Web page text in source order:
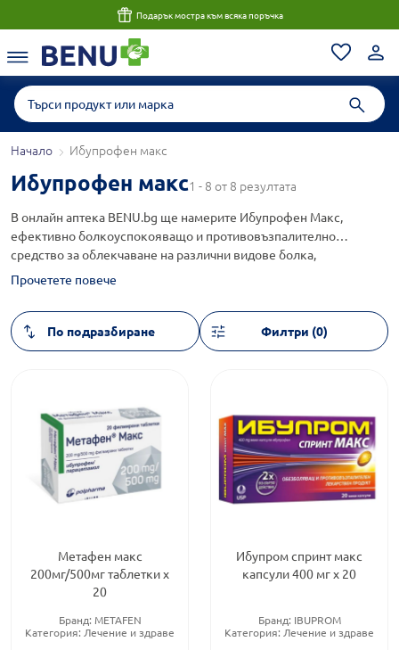
Подарък мостра към всяка поръчка
Начало Ибупрофен макс
Ибупрофен макс1 - 8 от 8 резултата
В онлайн аптека BENU.bg ще намерите Ибупрофен Макс,
ефективно болкоуспокояващо и противовъзпалително
средство за облекчаване на различни видове болка,
включително главоболие, мускулни и ставни болки, зъбобол
и менструални неразположения. Таблетките съдържат
ибупрофен в оптимална дозировка за бързо действие,
подпомагат намаляването на възпалението и треската и са
подходящи за възрастни и юноши над 12 години.
Прочетете повече
Филтри (0)
Метафен макс
200мг/500мг таблетки х
20
Бранд: METAFEN
Категория: Лечение и здраве
Ибупром спринт макс
капсули 400 мг х 20
Бранд: IBUPROM
Категория: Лечение и здраве